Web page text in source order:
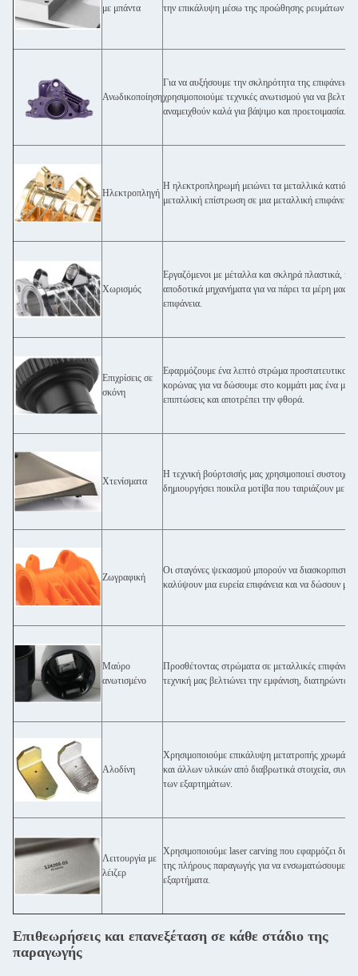
με μπάντα την επικάλυψη μέσω της προώθησης ρευμάτων
Ανωδικοποίηση
Για να αυξήσουμε την σκληρότητα της
χρησιμοποιούμε τεχνικές ανωτισμού για να
αναμειχθούν καλά για βάψιμο και προετοιμασία.
Ηλεκτροπληγή
Η ηλεκτροπληρωμή μειώνει τα μεταλλικά
μεταλλική επίστρωση σε μια μεταλλική
Χωρισμός
Εργαζόμενοι με μέταλλα και σκληρά πλαστικά, η
αποδοτικά μηχανήματα για να πάρει τα μέρη μας
επιφάνεια.
Επιχρίσεις σε
σκόνη
Εφαρμόζουμε ένα λεπτό στρώμα προστατευτικού
κορώνας για να δώσουμε στο κομμάτι μας ένα
επιπτώσεις και αποτρέπει την φθορά.
Χτενίσματα
Η τεχνική βούρτσισής μας χρησιμοποιεί
δημιουργήσει ποικίλα μοτίβα που ταιριάζουν με
Ζωγραφική
Οι σταγόνες ψεκασμού μπορούν να
καλύψουν μια ευρεία επιφάνεια και να δώσουν
Μαύρο
ανωτισμένο
Προσθέτοντας στρώματα σε μεταλλικές
τεχνική μας βελτιώνει την εμφάνιση,
Αλοδίνη
Χρησιμοποιούμε επικάλυψη μετατροπής
και άλλων υλικών από διαβρωτικά στοιχεία,
των εξαρτημάτων.
Λειτουργία με
λέιζερ
Χρησιμοποιούμε laser carving που εφαρμόζει
της πλήρους παραγωγής για να ενσωματώσουμε
εξαρτήματα.
Επιθεωρήσεις και επανεξέταση σε κάθε στάδιο της
παραγωγής